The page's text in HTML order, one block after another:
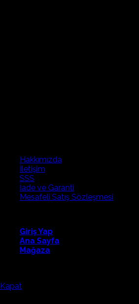
Hakkımızda
İletişim
SSS
İade ve Garanti
Mesafeli Satış Sözleşmesi
Giriş Yap
Ana Sayfa
Mağaza
Kapat